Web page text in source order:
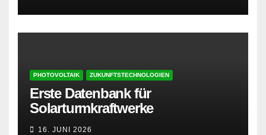
PHOTOVOLTAIK ZUKUNFTSTECHNOLOGIEN
Erste Datenbank für
Solarturmkraftwerke
16. JUNI 2026